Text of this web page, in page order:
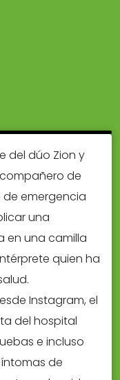
del dúo Zion y
de
emergencia
una
en una camilla
quien ha
Instagram, el
del hospital
e incluso
de